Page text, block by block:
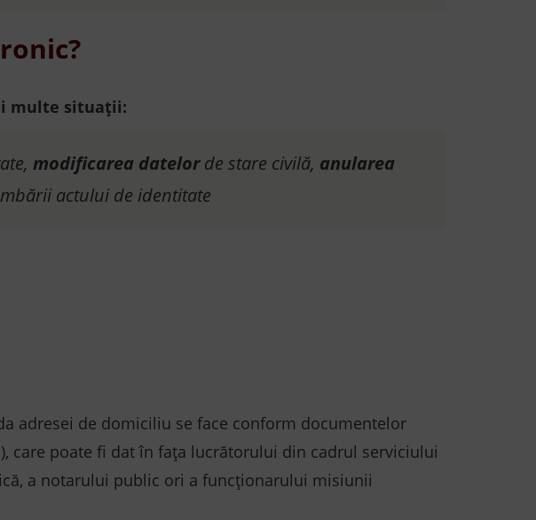
multe situații:
modificarea datelorde stare civilă, anularea
actului de identitate
adresei de domiciliu se face conform documentelor
care poate fi dat în fața lucrătorului din cadrul serviciului
a notarului public ori a funcţionarului misiunii